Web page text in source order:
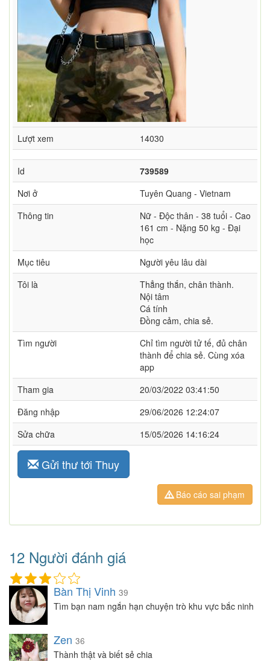
Lượt xem 14030
Id
739589
Nơi ở
Tuyên Quang - Vietnam
Thông tin
Nữ - Độc thân - 38 tuổi - Cao
161 cm - Nặng 50 kg - Đại
học
Mục tiêu
Người yêu lâu dài
Tôi là
Thẳng thắn, chân thành.
Nội tâm
Cá tính
Đồng cảm, chia sẻ.
Tìm người
Chỉ tìm người tử tế, đủ chân
thành để chia sẻ. Cùng xóa
app
Tham gia
20/03/2022 03:41:50
Đăng nhập
29/06/2026 12:24:07
Sửa chữa
15/05/2026 14:16:24
Gửi thư tới Thuy
Báo cáo sai phạm
12 Người đánh giá
Bàn Thị Vinh 39
Tìm bạn nam ngắn hạn chuyện trò khu vực bắc ninh
Zen 36
Thành thật và biết sẻ chia